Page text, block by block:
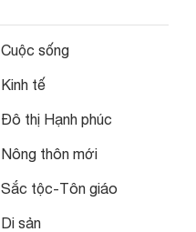
Cuộc sống
Kinh tế
Đô thị Hạnh phúc
Nông thôn mới
Sắc tộc-Tôn giáo
Di sản